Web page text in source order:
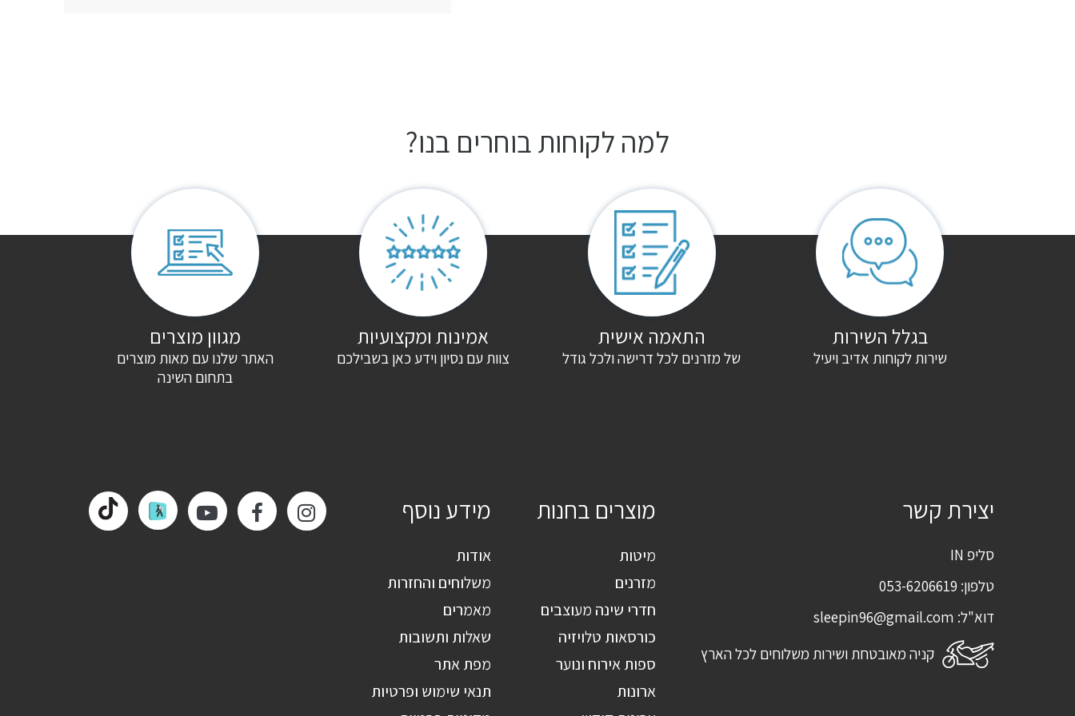
היה הראשון לכתוב סקירה “חדר שינה אולימפיק”
שדות החובה מסומנים
למה לקוחות בוחרים בנו?
בגלל השירות
שירות לקוחות אדיב ויעיל
התאמה אישית
של מזרנים לכל דרישה ולכל גודל
אמינות ומקצועיות
צוות עם נסיון וידע כאן בשבילכם
מגוון מוצרים
האתר שלנו עם מאות מוצרים
בתחום השינה
יצירת קשר
סליפ IN
טלפון: 053-6206619
דוא"ל: sleepin96@gmail.com
קניה מאובטחת ושירות משלוחים לכל הארץ
מוצרים בחנות
מיטות
מזרנים
חדרי שינה מעוצבים
כורסאות טלויזיה
ספות אירוח ונוער
ארונות
מידע נוסף
אודות
משלוחים והחזרות
מאמרים
שאלות ותשובות
מפת אתר
תנאי שימוש ופרטיות